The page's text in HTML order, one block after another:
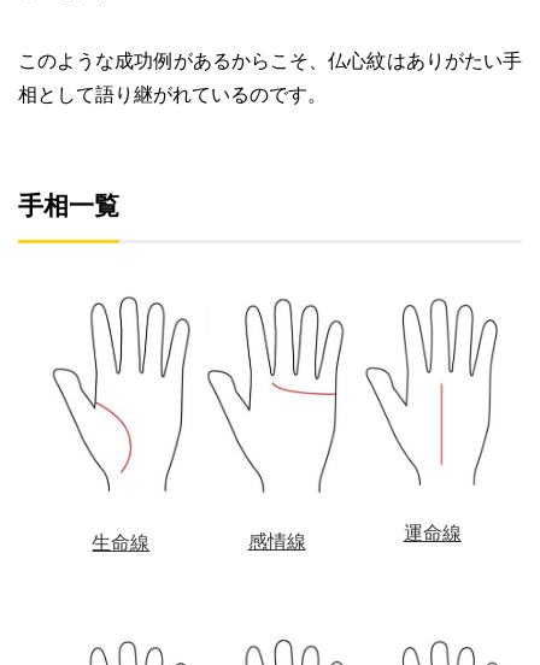
このような成功例があるからこそ、仏心紋はありがたい手
相として語り継がれているのです。
手相一覧
生命線 感情線 運命線